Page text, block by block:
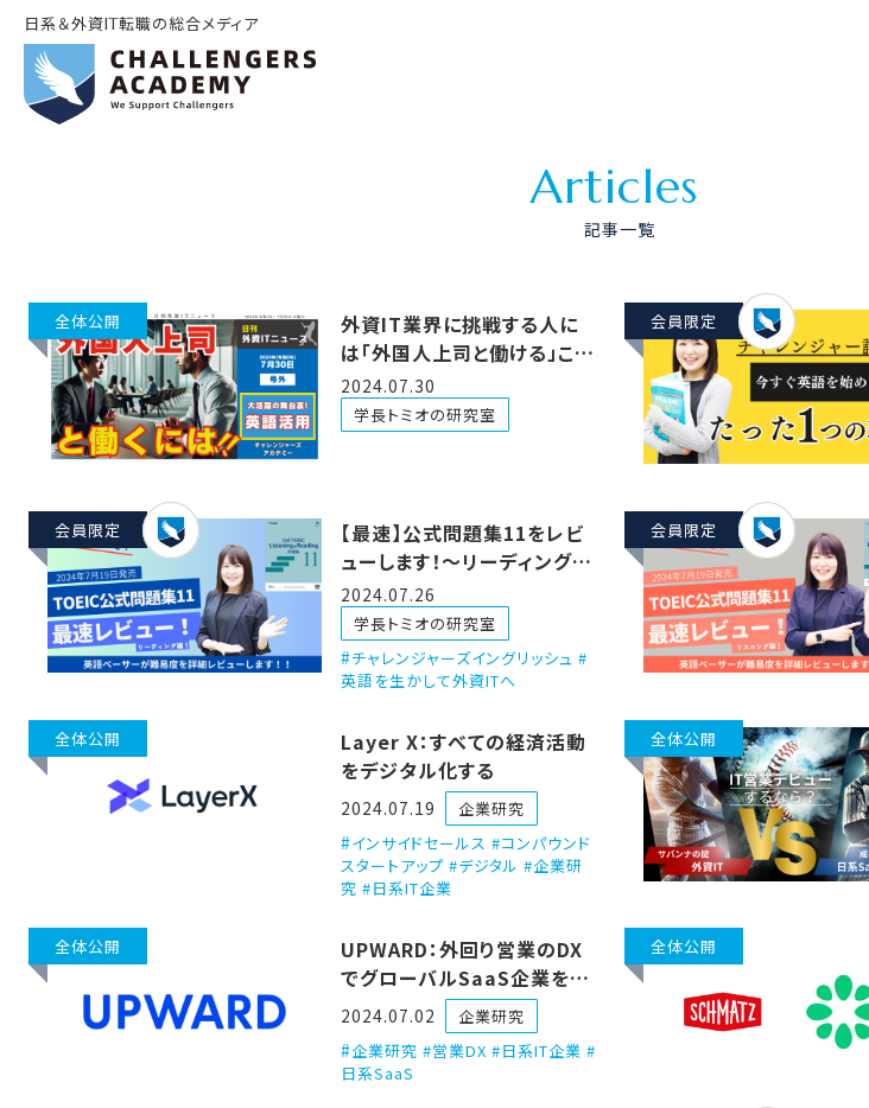
日系＆外資IT転職の総合メディア
Articles
記事一覧
全体公開
外資IT業界に挑戦する人に
は「外国人上司と働ける」こと
を目指してほしい
2024.07.30
学長トミオの研究室
会員限定
会員限定
【最速】公式問題集11をレビ
ューします！〜リーディング
編〜
2024.07.26
学長トミオの研究室
チャレンジャーズイングリッシュ #
英語を生かして外資ITへ
会員限定
全体公開
Layer X：すべての経済活動
をデジタル化する
2024.07.19
企業研究
インサイドセールス #コンパウンド
スタートアップ #デジタル #企業研
究 #日系IT企業
全体公開
全体公開
UPWARD：外回り営業のDX
でグローバルSaaS企業を目
指す！
2024.07.02
企業研究
企業研究 #営業DX #日系IT企業 #
日系SaaS
全体公開